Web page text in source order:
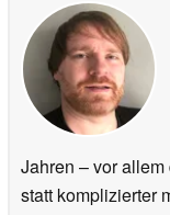
Jahren – vor
statt komplizierter